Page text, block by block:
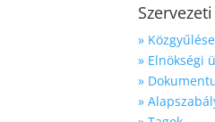
»
» Elnökségi
»
»